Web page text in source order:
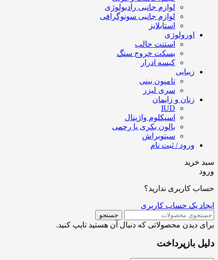
لوازم جانبی رادیولوژی
لوازم جانبی سونوگرافی
استابلایز
اورولوژی
استنت حالب
بسکت خروج سنگ
کیسه ادرار
زیبایی
تامپون بینی
سری لیزر
زنان و زایمان
IUD
اسپکلوم واژینال
بالون بکری یا رحمی
سیتوبراش
ورود / ثبت نام
سبد خرید
ورود
حساب کاربری ندارید؟
ایجاد یک حساب کاربری
جستجو
برای دیدن محصولاتی که دنبال آن هستید تایپ کنید.
دلیل بازپرداخت